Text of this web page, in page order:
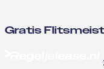
Gratis